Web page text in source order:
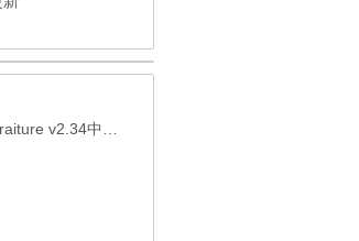
文汉化版(32/64bit)